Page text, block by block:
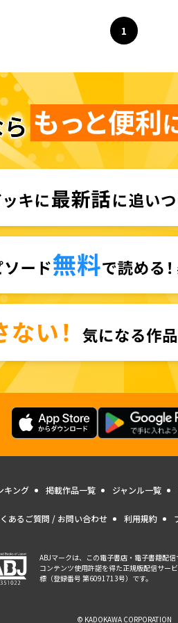
ページ
1
へ
キング 掲載作品一覧 ジャンル一覧
あるご質問 / お問い合わせ 利用規約
ABJマークは、この電子書店・電子書籍配
コンテンツ使用許諾を得た正規版配信サー
標（登録番号 第6091713号）です。
© KADOKAWA CORPORATION